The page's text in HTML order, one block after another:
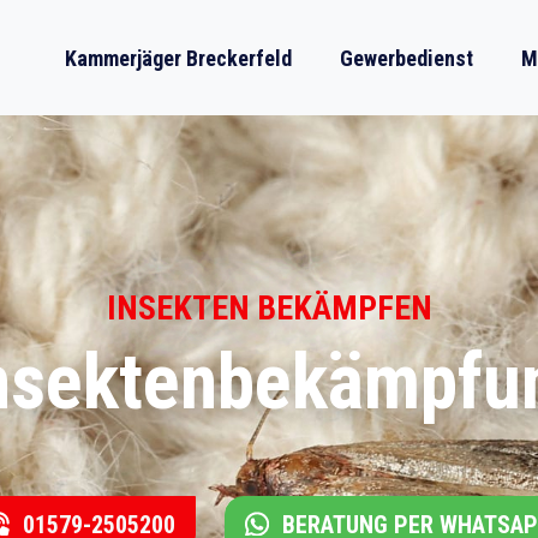
Kammerjäger Breckerfeld Gewerbedienst
INSEKTEN BEKÄMPFEN
01579-2505200 BERATUNG PER